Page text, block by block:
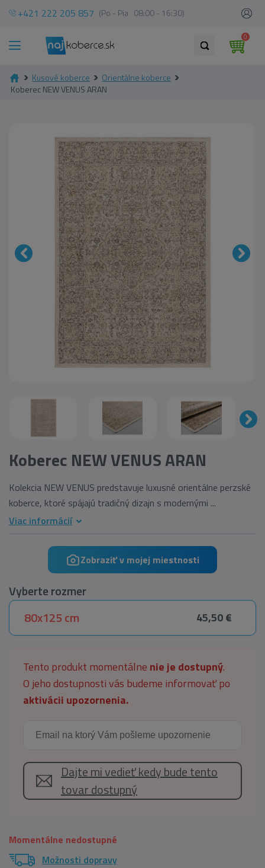
+421 222 205 857 (Po - Pia 08:00 - 16:30)
0
Kusové koberce
Orientálne koberce
Koberec NEW VENUS ARAN
Koberec NEW VENUS ARAN
Kolekcia NEW VENUS predstavuje luxusné orientálne perzské
koberce, ktoré spájajú tradičný dizajn s modernými ...
Viac informácií
Zobraziť v mojej miestnosti
Vyberte rozmer
80x125 cm
45,50 €
Tento produkt momentálne nie je dostupný.
O jeho dostupnosti vás budeme informovať po
aktivácii upozornenia.
Dajte mi vedieť kedy bude tento
tovar dostupný
Momentálne nedostupné
Možnosti dopravy